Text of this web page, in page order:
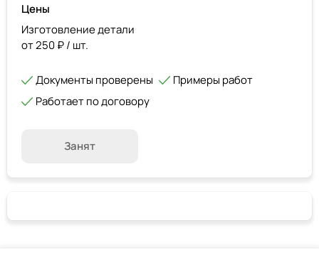
Цены
Изготовление детали
от 250 ₽ / шт.
Документы проверены
Примеры работ
Работает по договору
Занят